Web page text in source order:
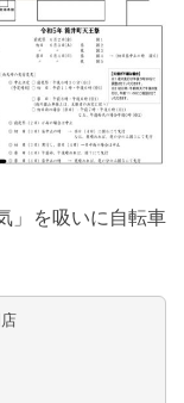
」を吸いに自転車